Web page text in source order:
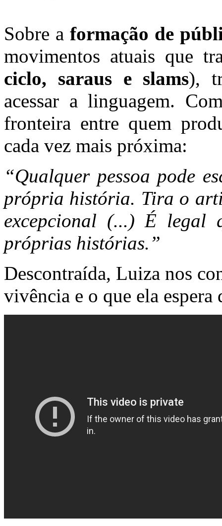
Sobre a formação de
movimentos atuais que
ciclo, saraus e slams),
acessar a linguagem.
fronteira entre quem
cada vez mais próxima:
“Qualquer pessoa pode
própria história. Tira o
excepcional (...) É legal
próprias histórias.”
Descontraída, Luiza nos
vivência e o que ela